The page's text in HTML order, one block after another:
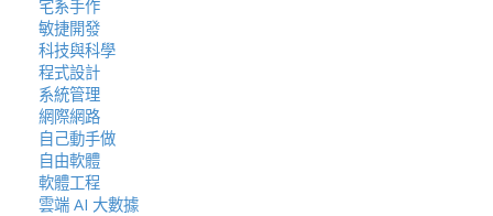
宅系手作
敏捷開發
科技與科學
程式設計
系統管理
網際網路
自己動手做
自由軟體
軟體工程
雲端 AI 大數據